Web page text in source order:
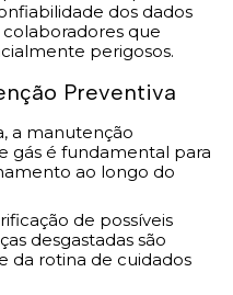
dos dados
que
perigosos.
Preventiva
a manutenção
gás é fundamental para
ao longo do
de possíveis
desgastadas são
da rotina de cuidados